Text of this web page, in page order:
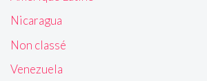
Nicaragua
Non classé
Venezuela